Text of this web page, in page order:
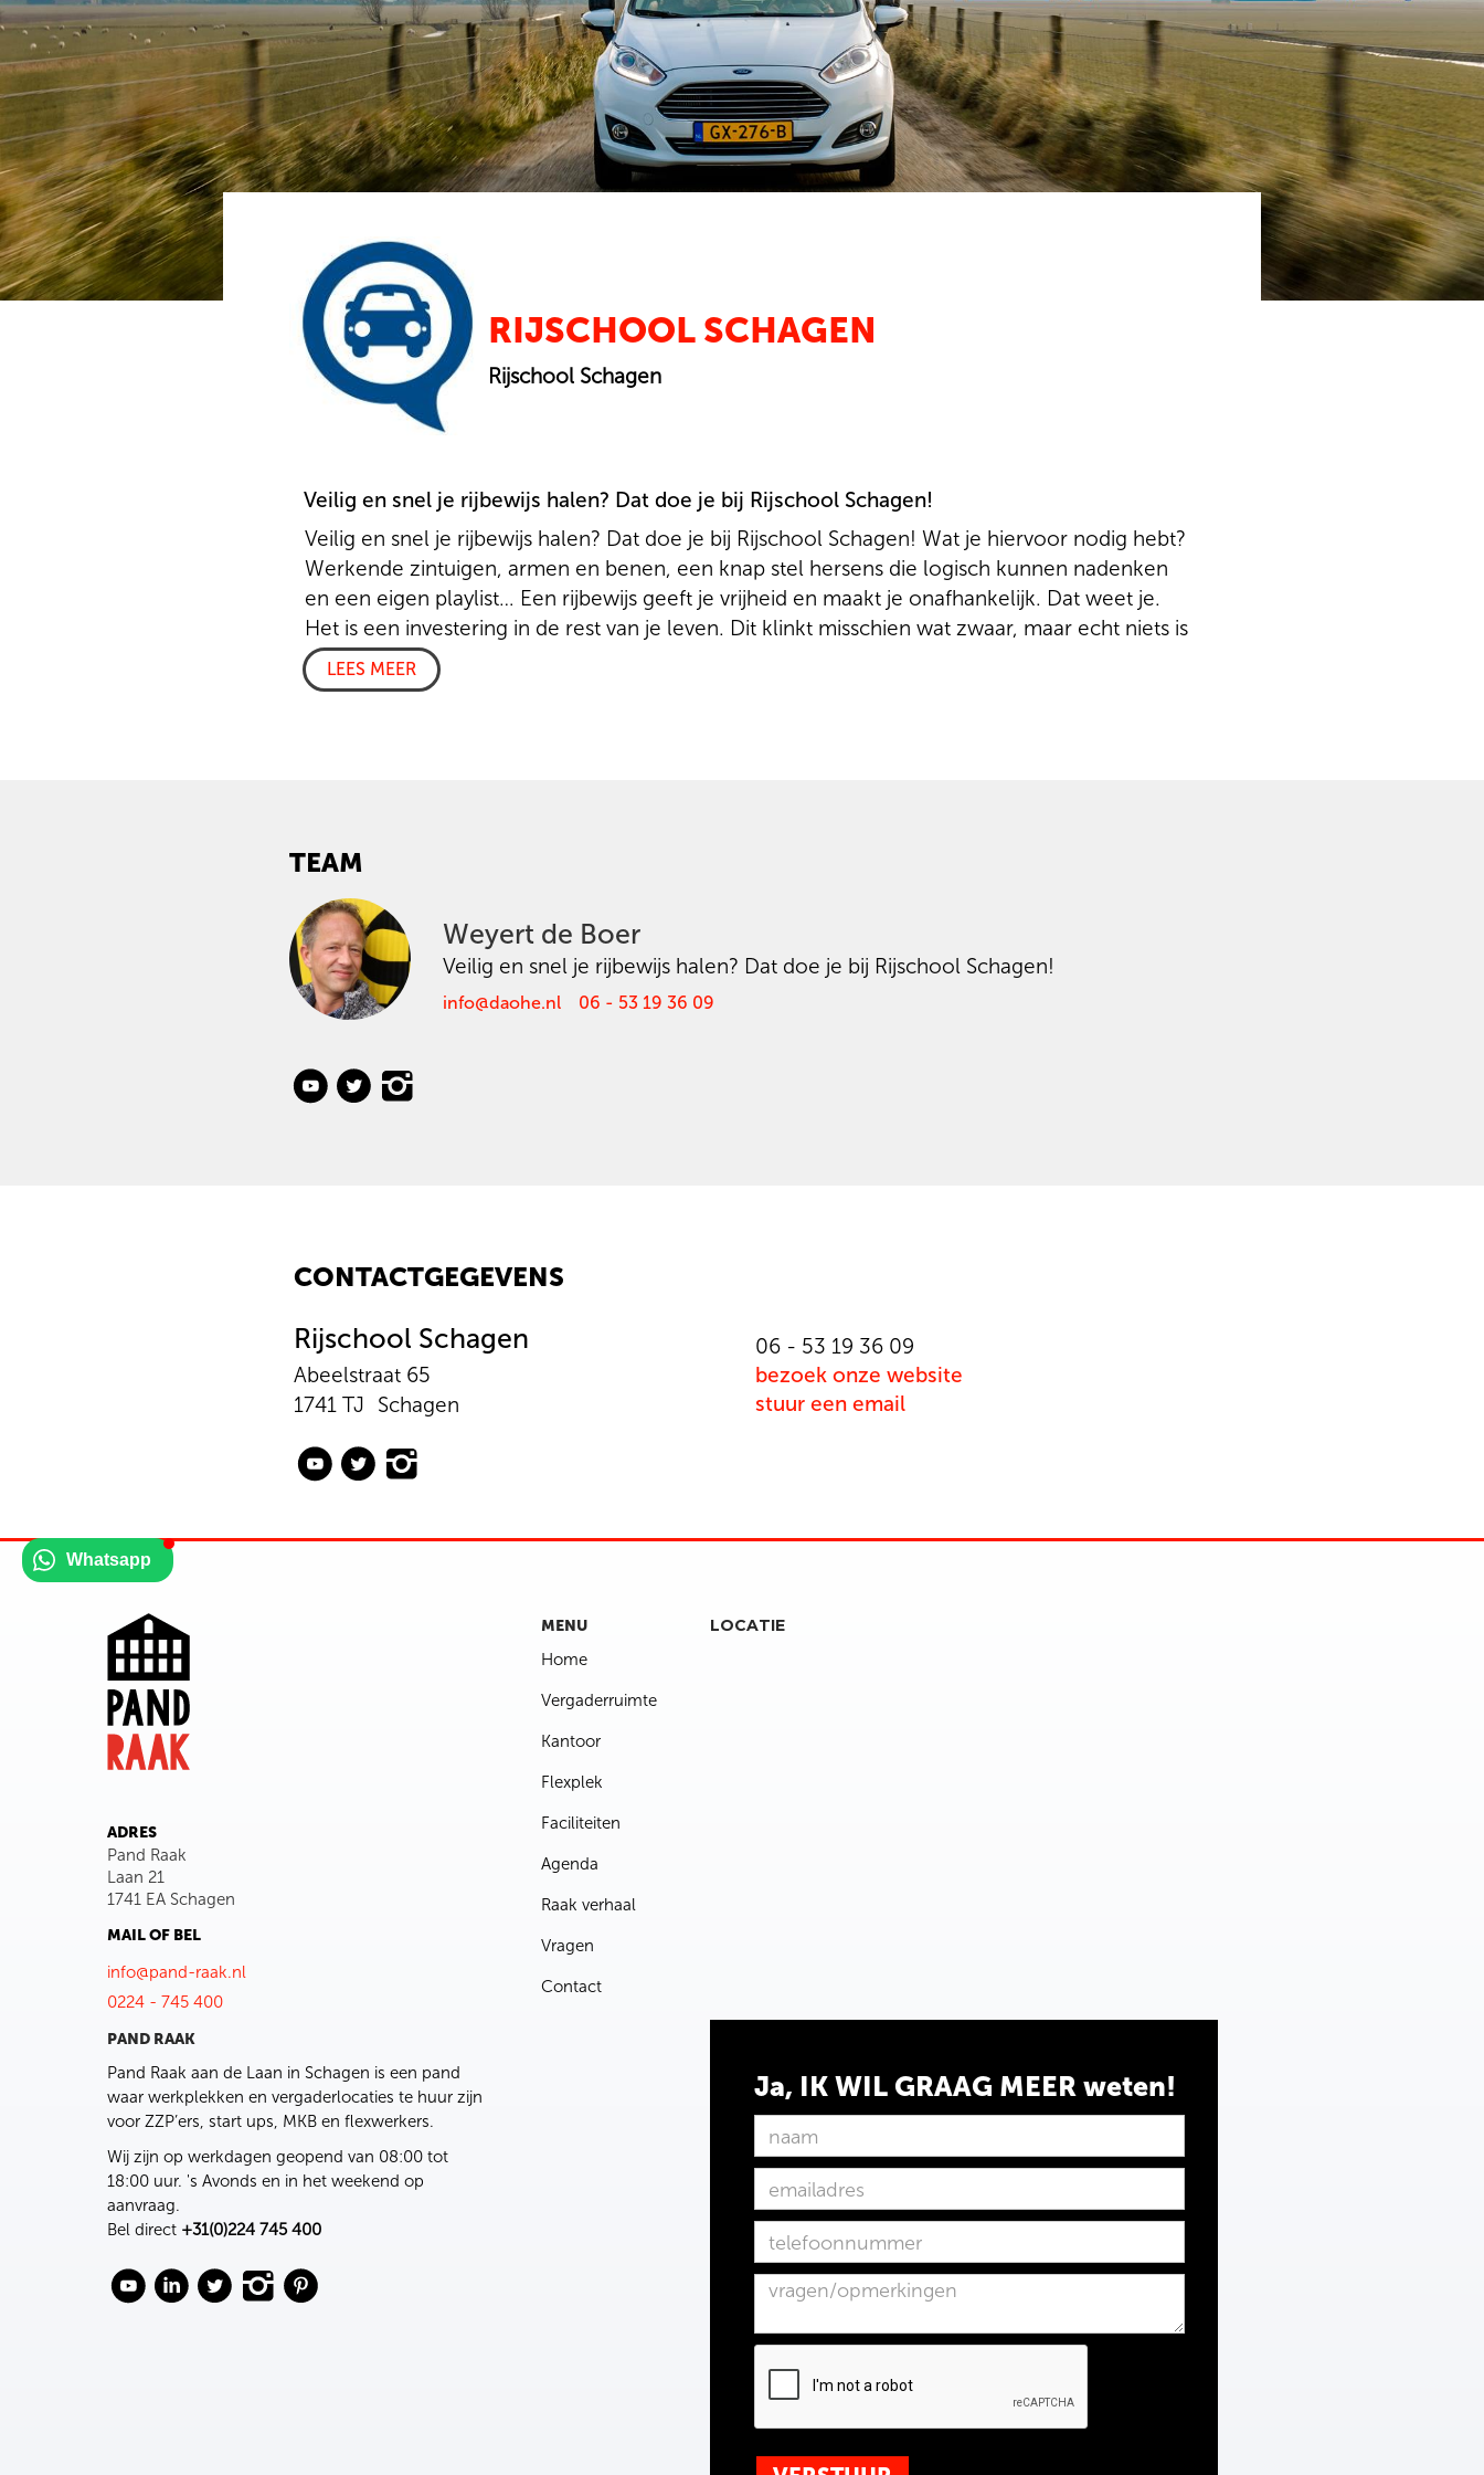
RIJSCHOOL SCHAGEN
Rijschool Schagen
Veilig en snel je rijbewijs halen? Dat doe je bij Rijschool Schagen!
Veilig en snel je rijbewijs halen? Dat doe je bij Rijschool Schagen! Wat je hiervoor nodig hebt?
Werkende zintuigen, armen en benen, een knap stel hersens die logisch kunnen nadenken
en een eigen playlist… Een rijbewijs geeft je vrijheid en maakt je onafhankelijk. Dat weet je.
Het is een investering in de rest van je leven. Dit klinkt misschien wat zwaar, maar echt niets is
minder waar…
LEES MEER
TEAM
Weyert de Boer
Veilig en snel je rijbewijs halen? Dat doe je bij Rijschool Schagen!
info@daohe.nl 06 - 53 19 36 09
CONTACTGEGEVENS
Rijschool Schagen
Abeelstraat 65
1741 TJ
Schagen
06 - 53 19 36 09
bezoek onze website
stuur een email
Whatsapp
ADRES
Pand Raak
Laan 21
1741 EA Schagen
MAIL OF BEL
info@pand-raak.nl
0224 - 745 400
PAND RAAK
Pand Raak aan de Laan in Schagen is een pand
waar werkplekken en vergaderlocaties te huur zijn
voor ZZP’ers, start ups, MKB en flexwerkers.
Wij zijn op werkdagen geopend van 08:00 tot
18:00 uur. 's Avonds en in het weekend op
aanvraag.
Bel direct +31(0)224 745 400
MENU
Home
Vergaderruimte
Kantoor
Flexplek
Faciliteiten
Agenda
Raak verhaal
Vragen
Contact
LOCATIE
Ja, IK WIL GRAAG MEER weten!